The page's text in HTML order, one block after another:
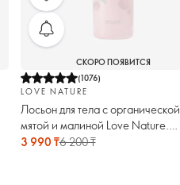
СКОРО ПОЯВИТСЯ
(1076)
LOVE NATURE
Лосьон для тела с органической
мятой и малиной Love Nature.
Большой объём
3 990 ₸6 200 ₸